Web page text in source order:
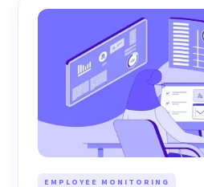
EMPLOYEE MONITORING